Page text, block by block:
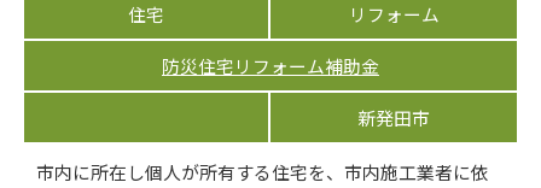
住宅 リフォーム
防災住宅リフォーム補助金
新発田市
市内に所在し個人が所有する住宅を、市内施工業者に依